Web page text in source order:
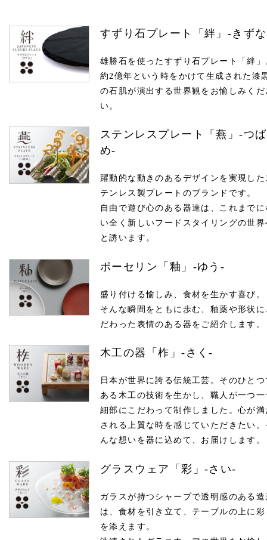
すずり石プレート「絆」-きず
雄勝石を使ったすずり石プレート「絆」
約2億年という時をかけて生成された漆
の石肌が演出する世界観をお愉しみくだ
い。
ステンレスプレート「燕」-つば
め-
躍動的な動きのあるデザインを実現した
テンレス製プレートのブランドです。
自由で遊び心のある器達は、これまでに
い全く新しいフードスタイリングの世界
と誘います。
ポーセリン「釉」-ゆう-
盛り付ける愉しみ、食材を生かす喜び。
そんな瞬間をともに歩む、釉薬や形状に
だわった表情のある器をご紹介します。
木工の器「柞」-さく-
日本が世界に誇る伝統工芸。そのひとつ
ある木工の技術を生かし、職人が一つ一
細部にこだわって制作しました。心が満
される上質な時を感じていただきたい。
んな想いを器に込めて、お届けします。
グラスウェア「彩」-さい-
ガラスが持つシャープで透明感のある造
は、食材を引き立て、テーブルの上に彩
を添えます。